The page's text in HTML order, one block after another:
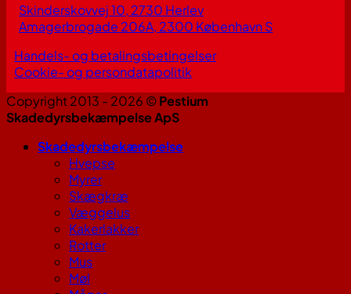
Skinderskovvej 10, 2730 Herlev
Amagerbrogade 206A, 2300 København S
Handels- og betalingsbetingelser
Cookie- og persondatapolitik
Copyright 2013 - 2026 ©Pestium
Skadedyrsbekæmpelse ApS
Skadedyrsbekæmpelse
Hvepse
Myrer
Skægkræ
Væggelus
Kakerlakker
Rotter
Mus
Møl